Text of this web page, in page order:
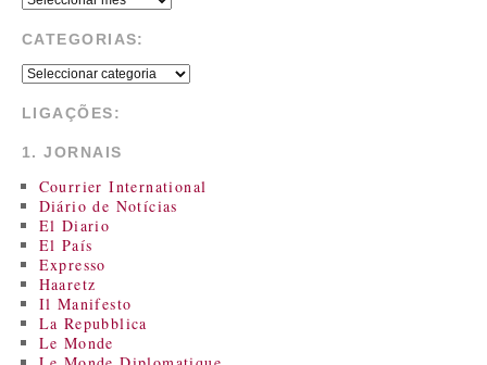
CATEGORIAS:
LIGAÇÕES:
1. JORNAIS
Courrier International
Diário de Notícias
El Diario
El País
Expresso
Haaretz
Il Manifesto
La Repubblica
Le Monde